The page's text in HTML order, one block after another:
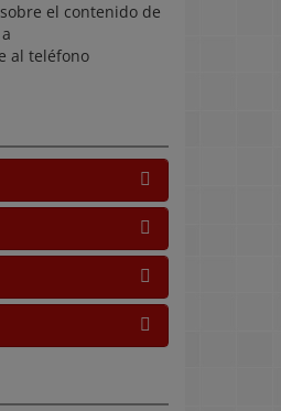
el contenido de
al teléfono